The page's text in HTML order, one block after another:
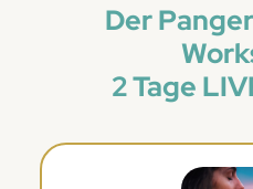
Der
2 Tage